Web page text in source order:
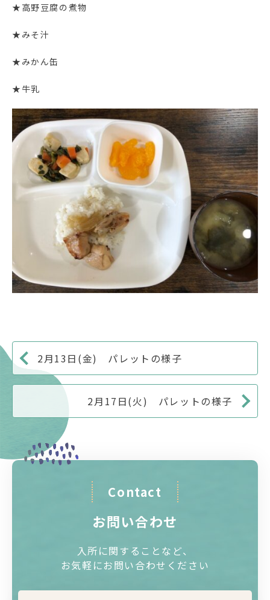
★高野豆腐の煮物
★みそ汁
★みかん缶
★牛乳
2月13日(金) パレットの様子
2月17日(火) パレットの様子
Contact
お問い合わせ
入所に関することなど、
お気軽にお問い合わせください